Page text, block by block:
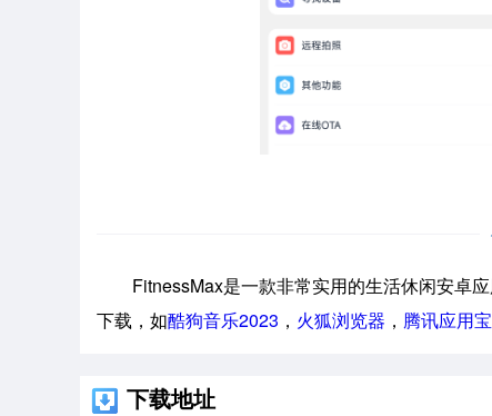
FitnessMax是一款非常实用的生活休闲安卓应
下载，如酷狗音乐2023 ， 火狐浏览器 ， 腾讯应用宝
下载地址